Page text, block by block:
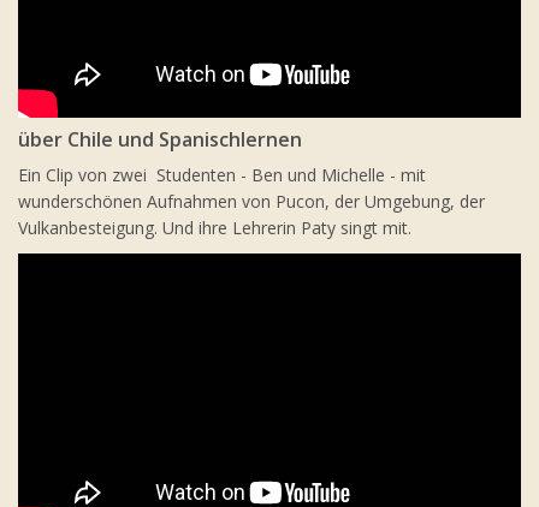
über Chile und Spanischlernen
Ein Clip von zwei Studenten - Ben und Michelle - mit
wunderschönen Aufnahmen von Pucon, der Umgebung, der
Vulkanbesteigung. Und ihre Lehrerin Paty singt mit.